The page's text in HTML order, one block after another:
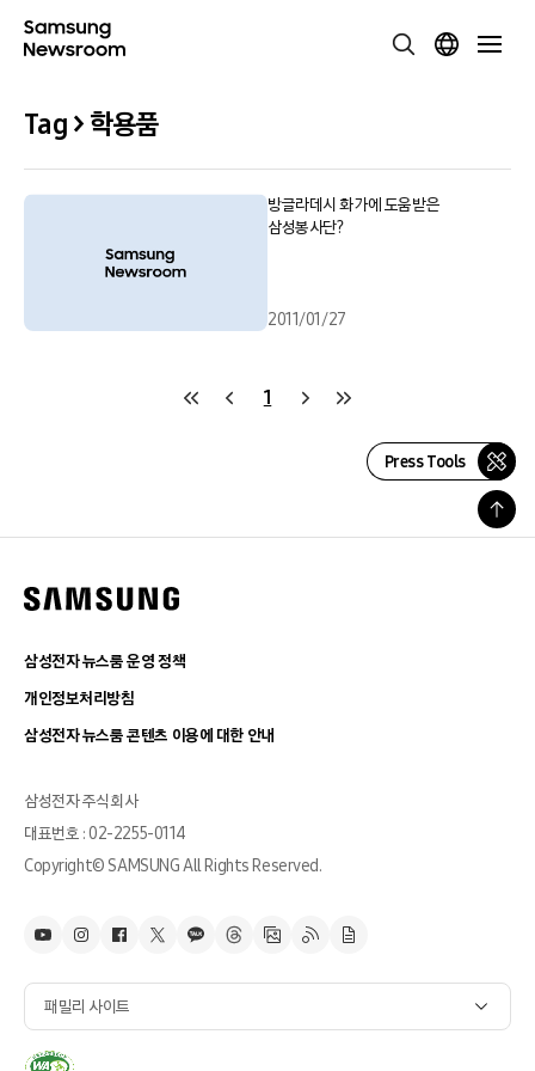
Tag > 학용품
방글라데시 화가에 도움받은
삼성봉사단?
2011/01/27
1
Press Tools
삼성전자 뉴스룸 운영 정책
개인정보처리방침
삼성전자 뉴스룸 콘텐츠 이용에 대한 안내
삼성전자 주식회사
대표번호 : 02-2255-0114
Copyright© SAMSUNG All Rights Reserved.
패밀리 사이트